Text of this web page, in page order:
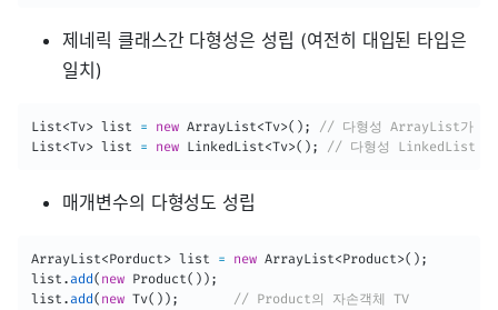
제네릭 클래스간 다형성은 성립 (여전히 대입된 타입은
일치)
List<Tv> list = new ArrayList<Tv>( ) ;
// 다형성 ArrayList가
List<Tv> list = new LinkedList<Tv>( ) ; // 다형성 LinkedList
매개변수의 다형성도 성립
ArrayList<Porduct> list = new ArrayList<Product>( ) ;
list .add ( new Product( ) ) ;
list .add ( new Tv( ) ) ;
// Product의 자손객체 TV